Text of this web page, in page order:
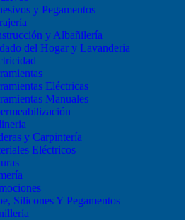
y Pegamentos
y Albañilería
del Hogar y Lavanderia
Eléctricas
Manuales
y Carpintería
Eléctricos
Silicones Y Pegamentos